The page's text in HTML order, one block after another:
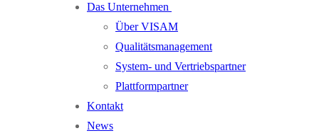
Das Unternehmen
Über VISAM
Qualitätsmanagement
System- und Vertriebspartner
Plattformpartner
Kontakt
News